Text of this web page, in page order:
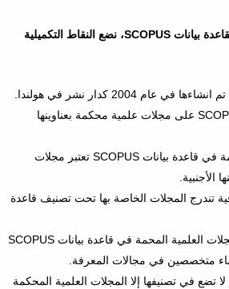
استكمالاً للتعريف السابق لقاعدة بيانات SCOPUS، نضع النقاط التكميلية
تحتوي قاعدة بيانات SCOPUS على مجلات علمية محكمة بعناوينها
المجلات العلمية المحكمة في قاعدة بيانات SCOPUS تعتبر مجلات
الأجنبية.
تندرج المجلات الخاصة بها تحت تصنيف قاعدة
يقوم بعملية تصنيف المجلات العلمية المحمة في قاعدة بيانات SCOPUS
متخصصين في مجالات المعرفة.
قاعدة بيانات SCOPUS لا تضع في تصنيفها إلا المجلات العلمية المحكمة